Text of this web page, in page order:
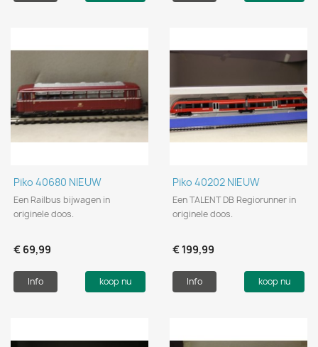
Piko 40680 NIEUW
Een Railbus bijwagen in
originele doos.
€ 69,99
Info koop nu
Piko 40202 NIEUW
Een TALENT DB Regiorunner in
originele doos.
€ 199,99
Info koop nu